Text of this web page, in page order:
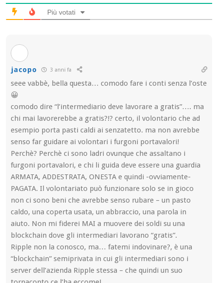
Più votati
jacopo 3 anni fa
seee vabbè, bella questa… comodo fare i conti senza l’oste
😀
comodo dire “l’intermediario deve lavorare a gratis”…. ma
chi mai lavorerebbe a gratis?!? certo, il volontario che ad
esempio porta pasti caldi ai senzatetto. ma non avrebbe
senso far guidare ai volontari i furgoni portavalori!
Perchè? Perchè ci sono ladri ovunque che assaltano i
furgoni portavalori, e chi li guida deve essere una guardia
ARMATA, ADDESTRATA, ONESTA e quindi -ovviamente-
PAGATA. Il volontariato può funzionare solo se in gioco
non ci sono beni che avrebbe senso rubare – un pasto
caldo, una coperta usata, un abbraccio, una parola in
aiuto. Non mi fiderei MAI a muovere dei soldi su una
blockchain dove gli intermediari lavorano “gratis”.
Ripple non la conosco, ma… fatemi indovinare?, è una
“blockchain” semiprivata in cui gli intermediari sono i
server dell’azienda Ripple stessa – che quindi un suo